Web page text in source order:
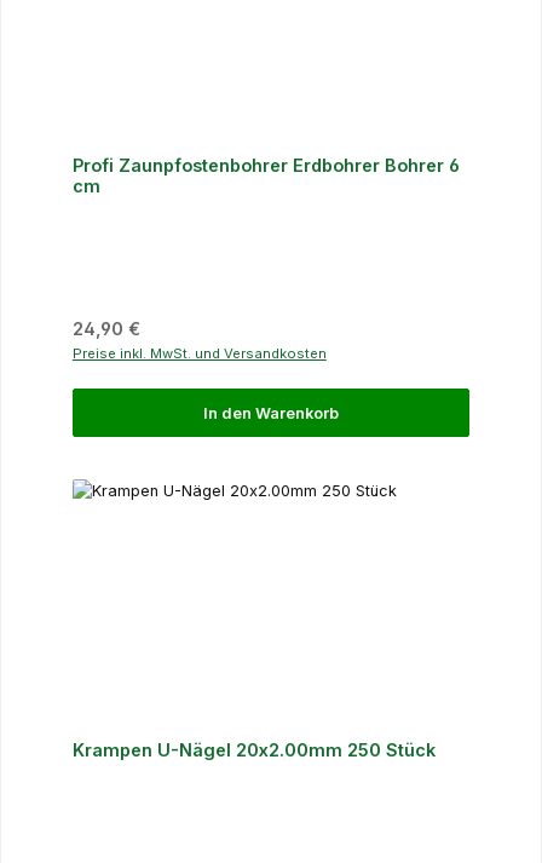
Profi Zaunpfostenbohrer Erdbohrer Bohrer 6
cm
Regulärer Preis:
24,90 €
Preise inkl. MwSt. und Versandkosten
In den Warenkorb
Krampen U-Nägel 20x2.00mm 250 Stück